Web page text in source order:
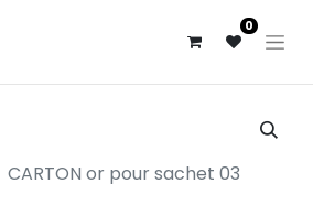
0
CARTON or pour sachet 03